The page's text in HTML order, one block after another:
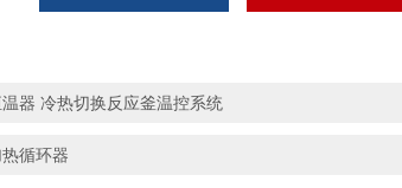
器 冷热切换反应釜温控系统
循环器